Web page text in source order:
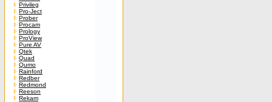
Privileg
Pro-Ject
Prober
Procam
Prology
ProView
Pure AV
Qtek
Quad
Qumo
Rainford
Redber
Redmond
Reeson
Rekam